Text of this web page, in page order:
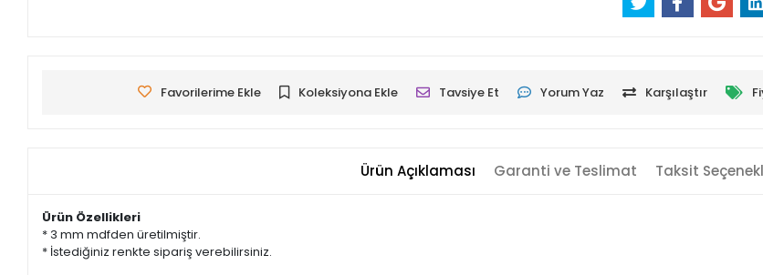
Favorilerime Ekle Koleksiyona Ekle Tavsiye Et Yorum Yaz Karşılaştır
Ürün Açıklaması Garanti ve Teslimat Taksit
Ürün Özellikleri
* 3 mm mdfden üretilmiştir.
* İstediğiniz renkte sipariş verebilirsiniz.